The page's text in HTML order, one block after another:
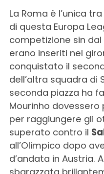
La Roma è l’unica
di questa Europa
competizione sin dal
erano inseriti nel
conquistato il
dell’altra squadra di
seconda piazza ha
Mourinho
per raggiungere gli
superato contro il
all’Olimpico dopo
d’andata in Austria.